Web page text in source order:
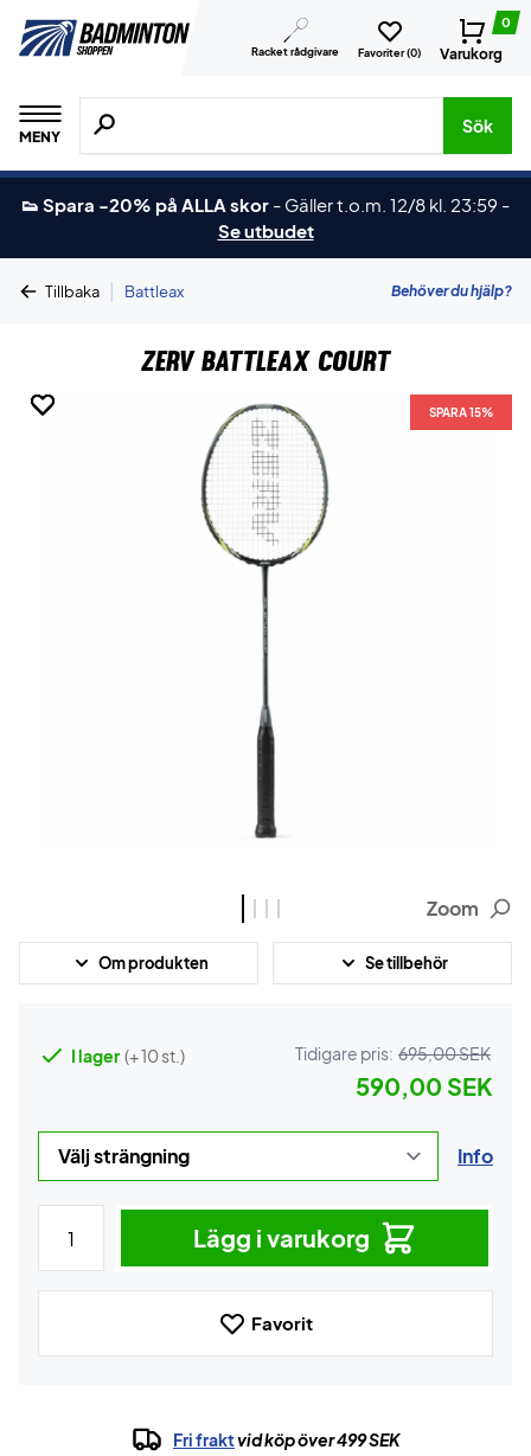
Racket rådgivare Favoriter (0)
0
Varukorg
MENY
Sök efter produkter, märken osv.
Sök
👟 Spara -20% på ALLA skor - Gäller t.o.m. 12/8 kl. 23:59 -
Se utbudet
Tillbaka | Battleax Behöver du hjälp?
ZERV Battleax Court
SPARA 15%
SPARA 15%
SPARA 15%
SPARA 15%
Zoom
Om produkten Se tillbehör
I lager (+ 10 st.) Tidigare pris: 695,00 SEK
590,00 SEK
Info
Lägg i varukorg
Favorit
Fri fraktvid köp över 499 SEK